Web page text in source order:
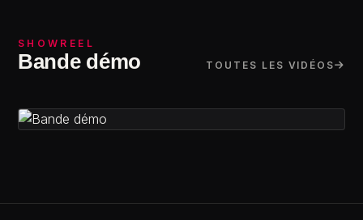
SHOWREEL
Bande démo TOUTES LES VIDÉOS